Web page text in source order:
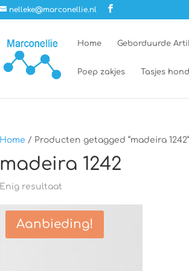
nelleke@marconellie.nl
Home Geborduurde
Poep zakjes Tasjes
Home / Producten getagged “madeira 1242”
madeira 1242
Enig resultaat
Aanbieding!